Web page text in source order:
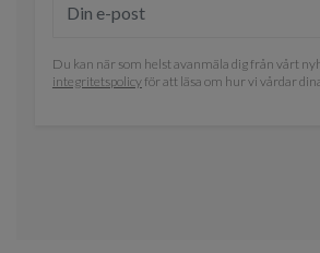
Du kan när som helst avanmäla dig från vårt
integritetspolicyför att läsa om hur vi vårdar